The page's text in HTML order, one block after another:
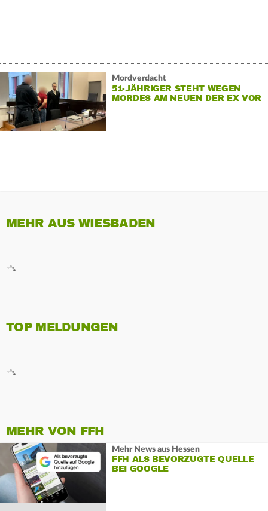
Mordverdacht
51-JÄHRIGER STEHT WEGEN
MORDES AM NEUEN DER EX VOR
MEHR AUS WIESBADEN
TOP MELDUNGEN
MEHR VON FFH
Mehr News aus Hessen
FFH ALS BEVORZUGTE QUELLE
BEI GOOGLE